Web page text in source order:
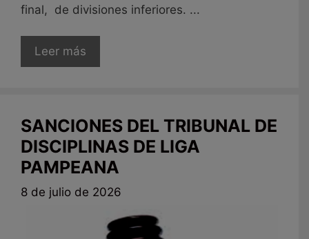
final, de divisiones inferiores. ...
Leer más
SANCIONES DEL TRIBUNAL DE
DISCIPLINAS DE LIGA
PAMPEANA
8 de julio de 2026